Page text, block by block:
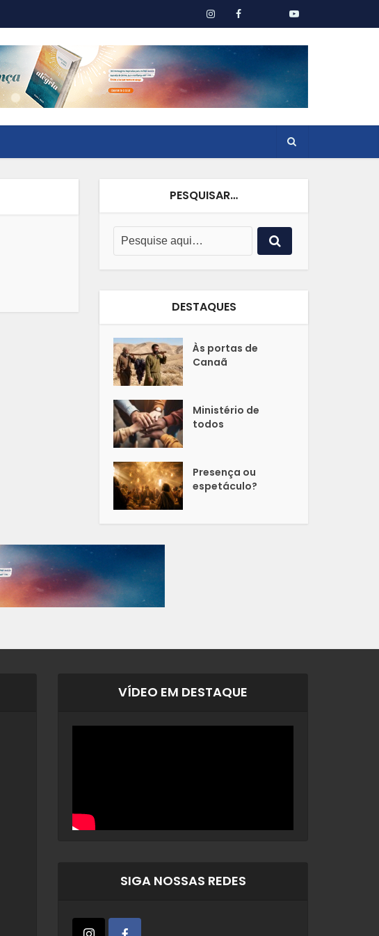
PESQUISAR…
DESTAQUES
Às portas de
Canaã
Ministério de
todos
Presença ou
espetáculo?
VÍDEO EM DESTAQUE
SIGA NOSSAS REDES